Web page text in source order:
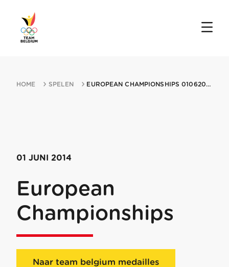
HOME SPELEN EUROPEAN CHAMPIONSHIPS 01062014 BELGRADE
01 JUNI 2014
European
Championships
Naar team belgium medailles